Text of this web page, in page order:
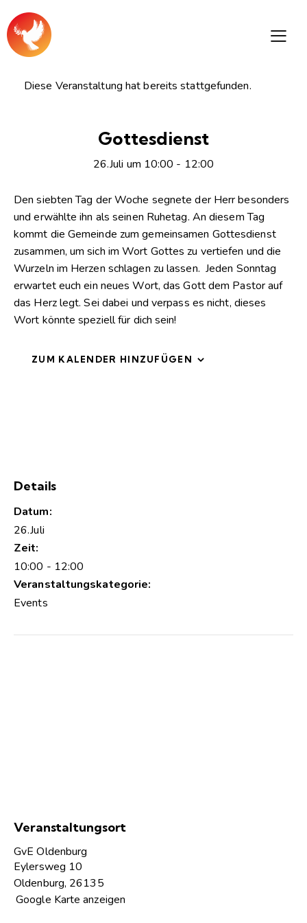
Diese Veranstaltung hat bereits stattgefunden.
Gottesdienst
26.Juli um 10:00 - 12:00
Den siebten Tag der Woche segnete der Herr besonders
und erwählte ihn als seinen Ruhetag. An diesem Tag
kommt die Gemeinde zum gemeinsamen Gottesdienst
zusammen, um sich im Wort Gottes zu vertiefen und die
Wurzeln im Herzen schlagen zu lassen. Jeden Sonntag
erwartet euch ein neues Wort, das Gott dem Pastor auf
das Herz legt. Sei dabei und verpass es nicht, dieses
Wort könnte speziell für dich sein!
ZUM KALENDER HINZUFÜGEN
Details
Datum:
26.Juli
Zeit:
10:00 - 12:00
Veranstaltungskategorie:
Events
Veranstaltungsort
GvE Oldenburg
Eylersweg 10
Oldenburg, 26135
Google Karte anzeigen